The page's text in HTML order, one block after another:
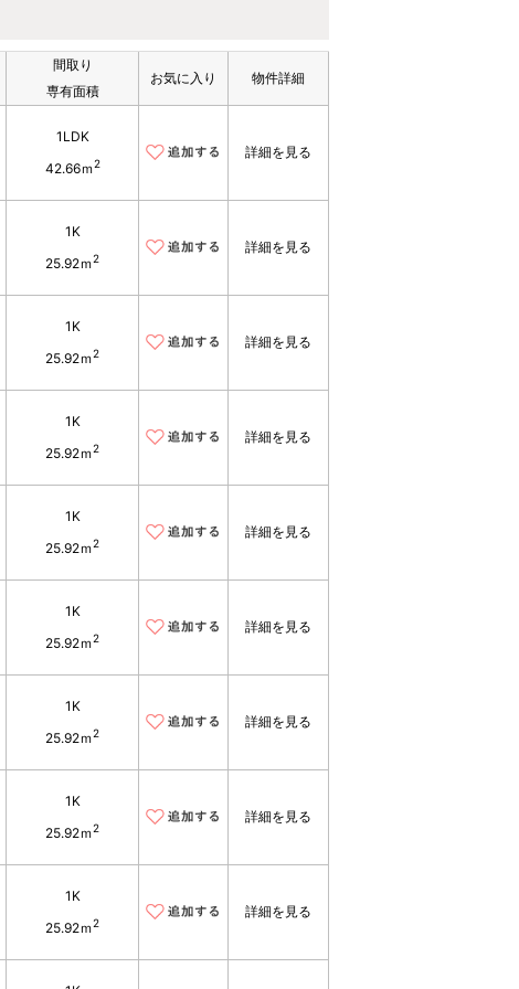
間取り
専有面積
お気に入り 物件詳細
1LDK
42.66ｍ2
詳細を見る
1K
25.92ｍ2
詳細を見る
1K
25.92ｍ2
詳細を見る
1K
25.92ｍ2
詳細を見る
1K
25.92ｍ2
詳細を見る
1K
25.92ｍ2
詳細を見る
1K
25.92ｍ2
詳細を見る
1K
25.92ｍ2
詳細を見る
1K
25.92ｍ2
詳細を見る